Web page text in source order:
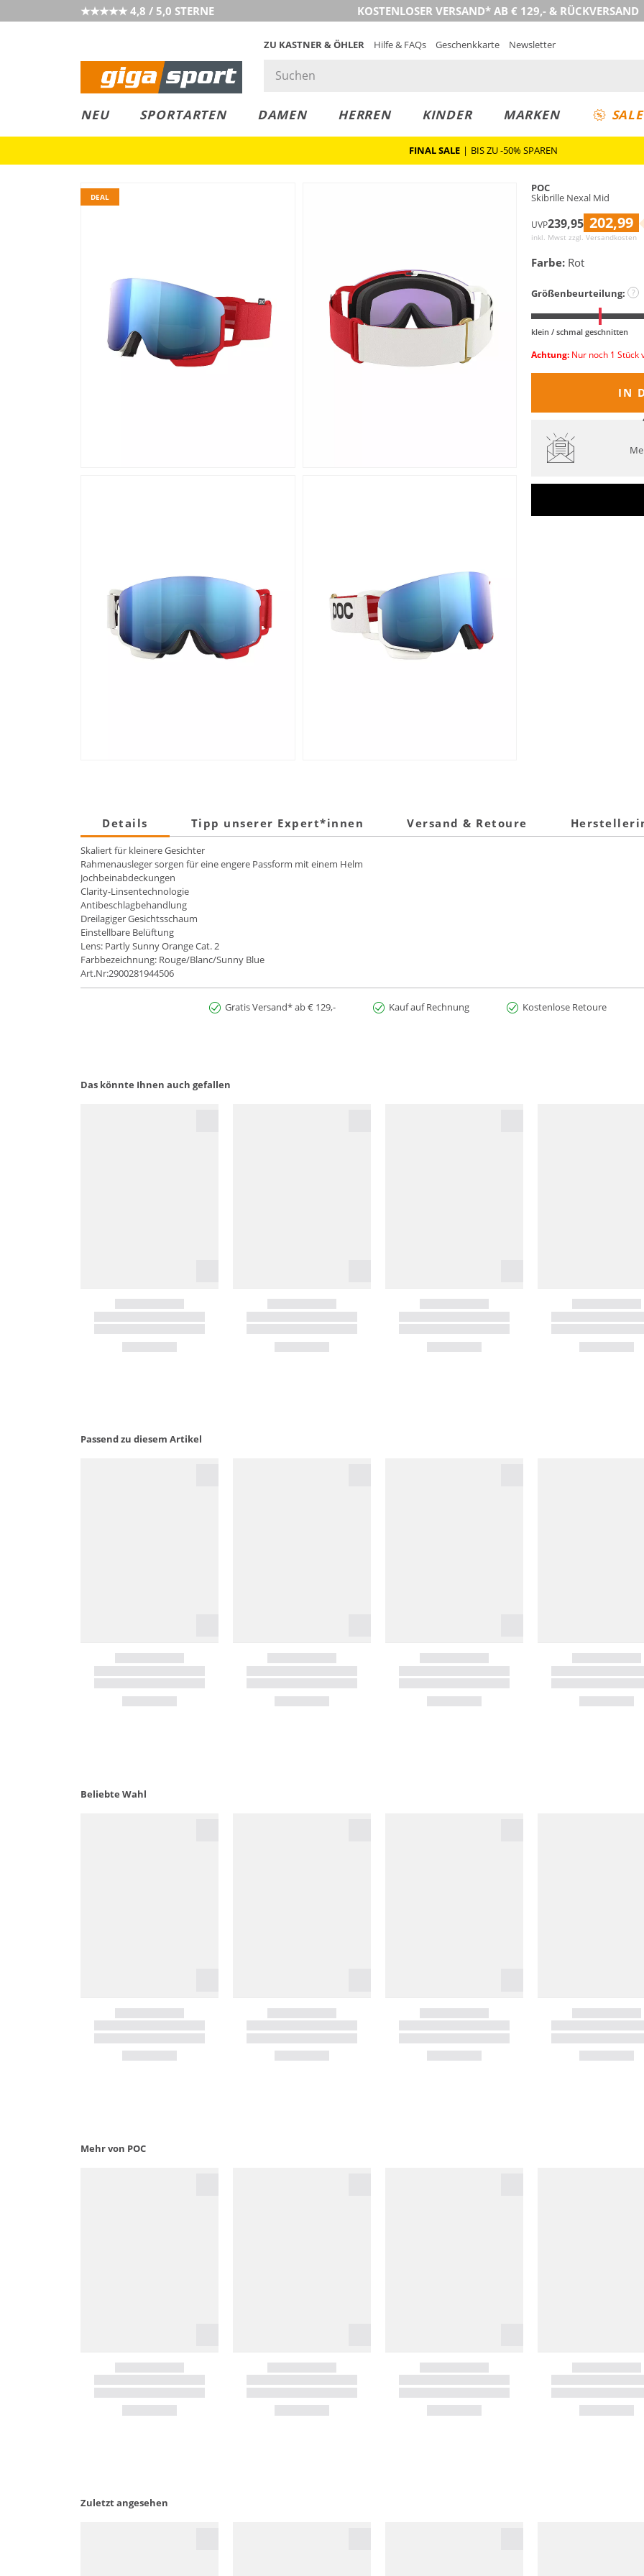
★★★★★ 4,8 / 5,0 STERNE KOSTENLOSER VERSAND* AB € 129,- & RÜCKVERSAND
ZU KASTNER & ÖHLER Hilfe & FAQs Geschenkkarte Newsletter
NEU SPORTARTEN DAMEN HERREN KINDER MARKEN SALE
FINAL SALE | BIS ZU -50% SPAREN
DEAL
POC
Skibrille Nexal Mid
UVP239,95 202,99
inkl. Mwst zzgl. Versandkosten
Farbe: Rot
Größenbeurteilung: ?
klein / schmal geschnitten
Achtung: Nur noch 1 Stück
IN
Details Tipp unserer Expert*innen Versand & Retoure
Skaliert für kleinere Gesichter
Rahmenausleger sorgen für eine engere Passform mit einem Helm
Jochbeinabdeckungen
Clarity-Linsentechnologie
Antibeschlagbehandlung
Dreilagiger Gesichtsschaum
Einstellbare Belüftung
Lens: Partly Sunny Orange Cat. 2
Farbbezeichnung: Rouge/Blanc/Sunny Blue
Art.Nr:2900281944506
Gratis Versand* ab € 129,- Kauf auf Rechnung Kostenlose Retoure
Das könnte Ihnen auch gefallen
Passend zu diesem Artikel
Beliebte Wahl
Mehr von POC
Zuletzt angesehen